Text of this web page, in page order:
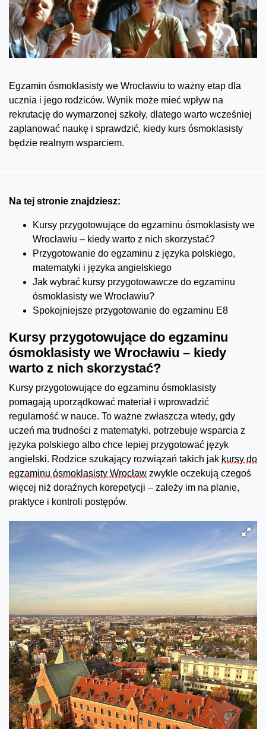
Egzamin ósmoklasisty we Wrocławiu to ważny etap dla
ucznia i jego rodziców. Wynik może mieć wpływ na
rekrutację do wymarzonej szkoły, dlatego warto wcześniej
zaplanować naukę i sprawdzić, kiedy kurs ósmoklasisty
będzie realnym wsparciem.
Na tej stronie znajdziesz:
Kursy przygotowujące do egzaminu ósmoklasisty we
Wrocławiu – kiedy warto z nich skorzystać?
Przygotowanie do egzaminu z języka polskiego,
matematyki i języka angielskiego
Jak wybrać kursy przygotowawcze do egzaminu
ósmoklasisty we Wrocławiu?
Spokojniejsze przygotowanie do egzaminu E8
Kursy przygotowujące do egzaminu
ósmoklasisty we Wrocławiu – kiedy
warto z nich skorzystać?
Kursy przygotowujące do egzaminu ósmoklasisty
pomagają uporządkować materiał i wprowadzić
regularność w nauce. To ważne zwłaszcza wtedy, gdy
uczeń ma trudności z matematyki, potrzebuje wsparcia z
języka polskiego albo chce lepiej przygotować język
angielski. Rodzice szukający rozwiązań takich jak kursy do
egzaminu ósmoklasisty Wrocław zwykle oczekują czegoś
więcej niż doraźnych korepetycji – zależy im na planie,
praktyce i kontroli postępów.